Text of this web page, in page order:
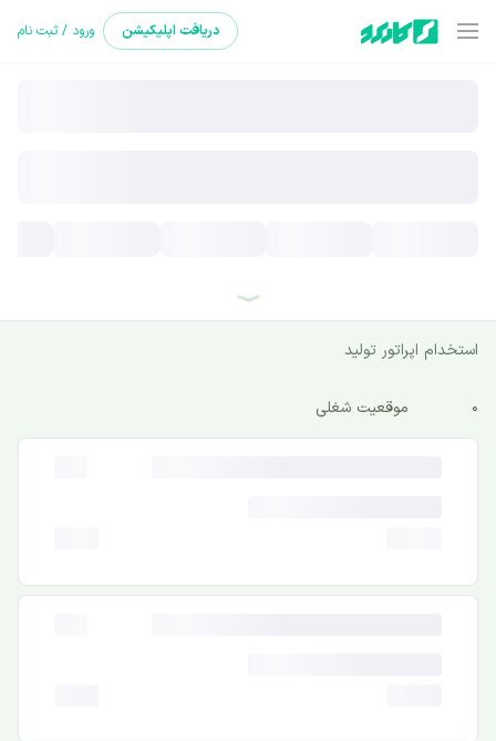
دریافت اپلیکیشن ورود / ثبت نام
استخدام اپراتور تولید
0 موقعیت شغلی